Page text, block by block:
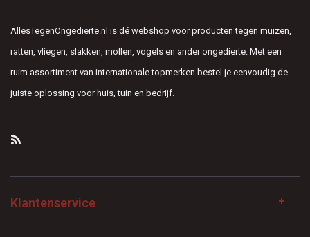
AllesTegenOngedierte.nl is dé webshop voor producten tegen muizen,
ratten, vliegen, slakken, mollen, vogels en ander ongedierte. Met een
ruim assortiment van internationale topmerken bestel je eenvoudig de
juiste oplossing voor huis, tuin en bedrijf.
Klantenservice